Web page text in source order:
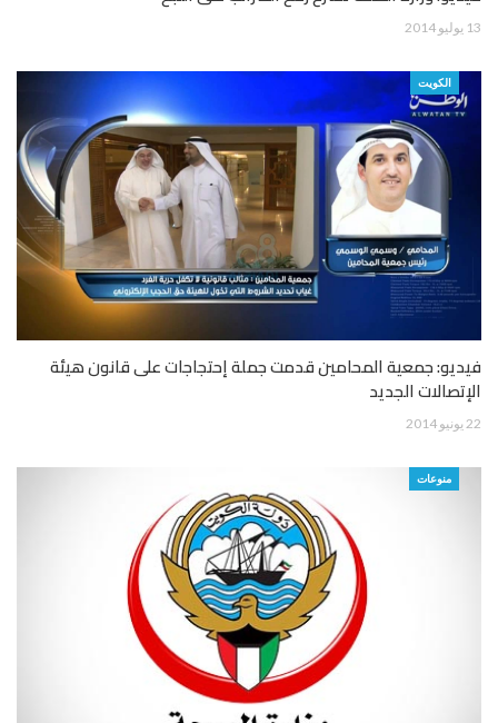
13 يوليو 2014
الكويت
فيديو: جمعية المحامين قدمت جملة إحتجاجات على قانون هيئة
الإتصالات الجديد
22 يونيو 2014
منوعات